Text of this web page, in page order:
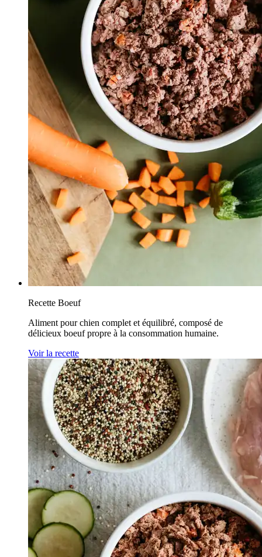
Recette Boeuf
Aliment pour chien complet et équilibré, composé de
délicieux boeuf propre à la consommation humaine.
Voir la recette